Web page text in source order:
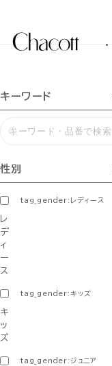
キーワード
性別
tag_gender:レディース
レ
デ
ィ
ー
ス
tag_gender:キッズ
キ
ッ
ズ
tag_gender:ジュニア